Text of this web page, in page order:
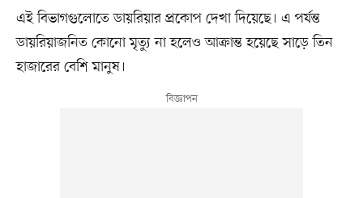
এই বিভাগগুলোতে ডায়রিয়ার প্রকোপ দেখা দিয়েছে। এ পর্যন্ত
ডায়রিয়াজনিত কোনো মৃত্যু না হলেও আক্রান্ত হয়েছে সাড়ে তিন
হাজারের বেশি মানুষ।